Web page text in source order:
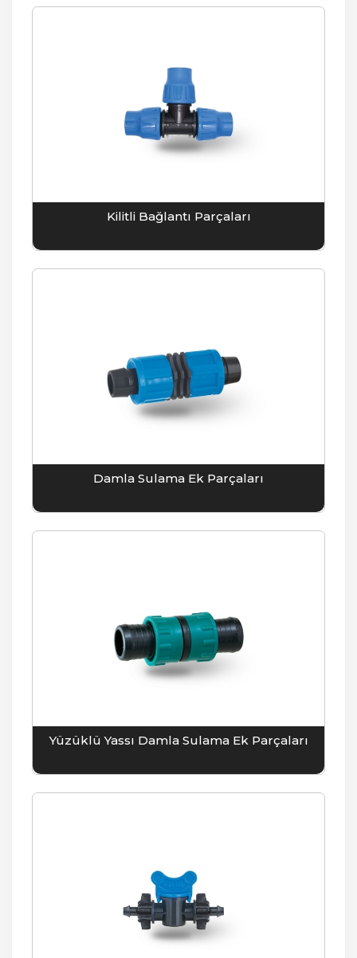
Kilitli Bağlantı Parçaları
Damla Sulama Ek Parçaları
Yüzüklü Yassı Damla Sulama Ek Parçaları